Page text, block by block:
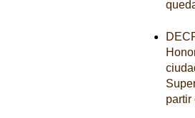
partir